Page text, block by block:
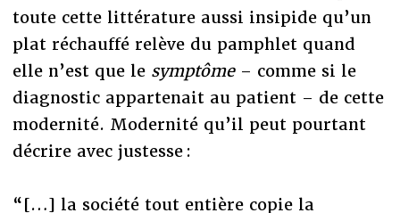
toute cette littérature aussi insipide qu’un
plat réchauffé relève du pamphlet quand
elle n’est que le symptôme– comme si le
diagnostic appartenait au patient – de cette
modernité. Modernité qu’il peut pourtant
décrire avec justesse :
“[…] la société tout entière copie la